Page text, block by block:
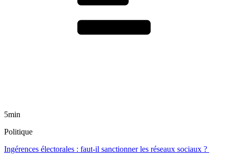
5min
Politique
Ingérences électorales : faut-il sanctionner les réseaux sociaux ?